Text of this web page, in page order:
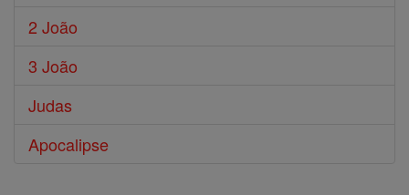
2 João
3 João
Judas
Apocalipse